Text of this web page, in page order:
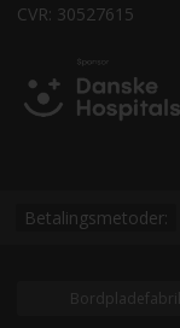
CVR: 30527615
Betalingsmetoder: